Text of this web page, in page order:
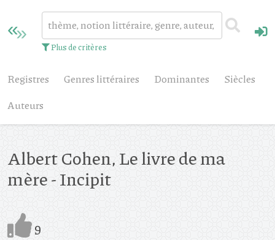
Plus de critères
Registres Genres littéraires Dominantes
Siècles
Auteurs
Albert Cohen, Le livre de ma
mère - Incipit
9